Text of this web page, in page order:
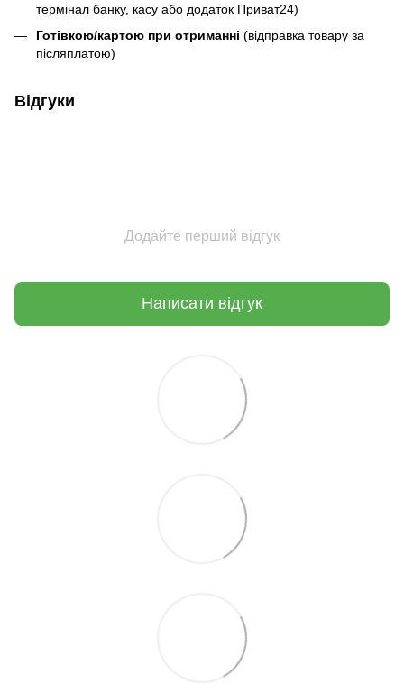
термінал банку, касу або додаток Приват24)
Готівкою/картою при отриманні (відправка товару за
післяплатою)
Відгуки
Додайте перший відгук
Написати відгук